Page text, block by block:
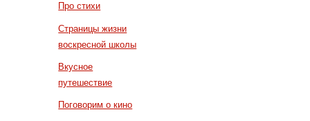
Про стихи
Страницы жизни
воскресной школы
Вкусное
путешествие
Поговорим о кино